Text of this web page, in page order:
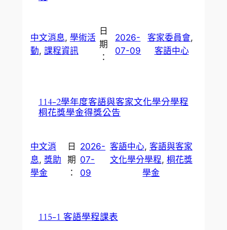
中文消息, 學術活
動, 課程資訊
日
期
：
2026-
07-09
客家委員會
客語中心
114-2學年度客語與客家文化學分學程
桐花獎學金得獎公告
中文消
息, 獎助
學金
日
期
：
2026-
07-
09
客語中心, 客語與客家
文化學分學程, 桐花獎
學金
115-1 客語學程課表